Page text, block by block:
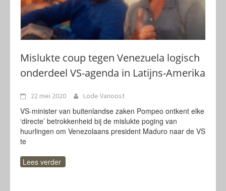
Mislukte coup tegen Venezuela logisch
onderdeel VS-agenda in Latijns-Amerika
22 mei 2020 Lode Vanoost
VS-minister van buitenlandse zaken Pompeo ontkent elke
‘directe’ betrokkenheid bij de mislukte poging van
huurlingen om Venezolaans president Maduro naar de VS
te
Lees verder